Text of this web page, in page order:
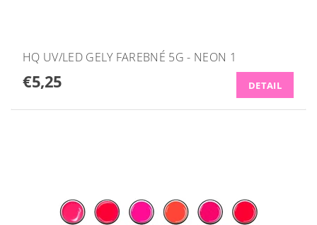
HQ UV/LED GELY FAREBNÉ 5G - NEON 1
€5,25 DETAIL